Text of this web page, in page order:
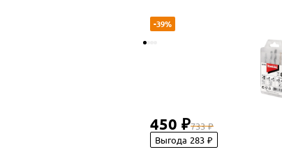
-39%
450 ₽733 ₽
Выгода 283 ₽